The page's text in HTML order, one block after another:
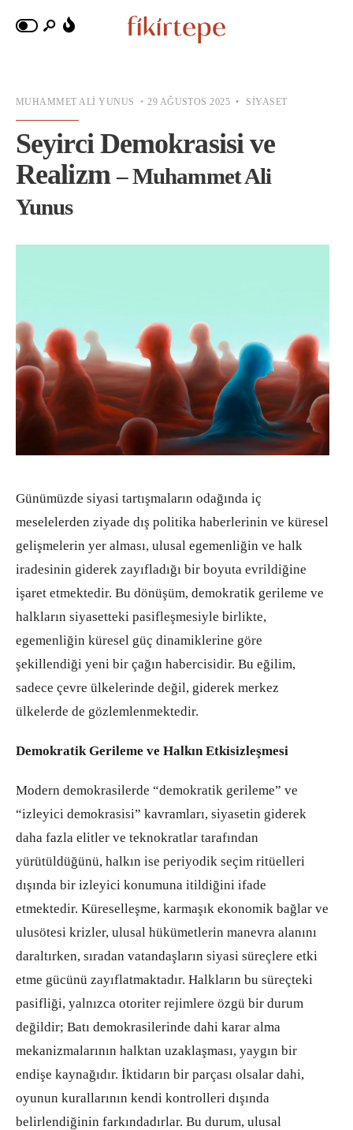
MUHAMMET ALI YUNUS • 29 AĞUSTOS 2025 • SIYASET
Seyirci Demokrasisi ve
Realizm– Muhammet Ali
Yunus
Günümüzde siyasi tartışmaların odağında iç
meselelerden ziyade dış politika haberlerinin ve küresel
gelişmelerin yer alması, ulusal egemenliğin ve halk
iradesinin giderek zayıfladığı bir boyuta evrildiğine
işaret etmektedir. Bu dönüşüm, demokratik gerileme ve
halkların siyasetteki pasifleşmesiyle birlikte,
egemenliğin küresel güç dinamiklerine göre
şekillendiği yeni bir çağın habercisidir. Bu eğilim,
sadece çevre ülkelerinde değil, giderek merkez
ülkelerde de gözlemlenmektedir.
Demokratik Gerileme ve Halkın Etkisizleşmesi
Modern demokrasilerde “demokratik gerileme” ve
“izleyici demokrasisi” kavramları, siyasetin giderek
daha fazla elitler ve teknokratlar tarafından
yürütüldüğünü, halkın ise periyodik seçim ritüelleri
dışında bir izleyici konumuna itildiğini ifade
etmektedir. Küreselleşme, karmaşık ekonomik bağlar ve
ulusötesi krizler, ulusal hükümetlerin manevra alanını
daraltırken, sıradan vatandaşların siyasi süreçlere etki
etme gücünü zayıflatmaktadır. Halkların bu süreçteki
pasifliği, yalnızca otoriter rejimlere özgü bir durum
değildir; Batı demokrasilerinde dahi karar alma
mekanizmalarının halktan uzaklaşması, yaygın bir
endişe kaynağıdır. İktidarın bir parçası olsalar dahi,
oyunun kurallarının kendi kontrolleri dışında
belirlendiğinin farkındadırlar. Bu durum, ulusal